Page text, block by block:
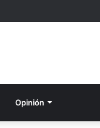
Opinión